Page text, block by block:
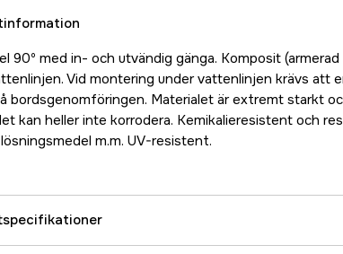
90º med in- och utvändig gänga. Komposit
Vid montering under vattenlinjen krävs att
bordsgenomföringen. Materialet är extremt starkt
kan heller inte korrodera. Kemikalieresistent och
m.m. UV-resistent.